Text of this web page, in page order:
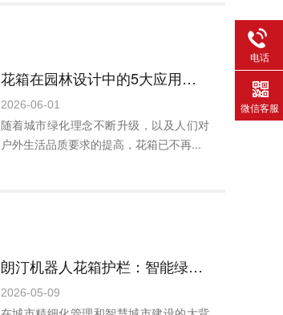
花箱在园林设计中的5大应用趋势（2026版）
2026-06-01
随着城市绿化理念不断升级，以及人们对
户外生活品质要求的提高，花箱已不再...
朗汀机器人花箱护栏：智能绿化与道路安全的完美融合
2026-05-09
电话
微信客服